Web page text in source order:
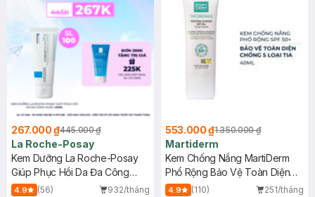
267.000 ₫445.000 ₫
La Roche-Posay
Kem Dưỡng La Roche-Posay
Giúp Phục Hồi Da Đa Công
Dụng 40ml
4.9 (56)
932/tháng
553.000 ₫1.350.000 ₫
Martiderm
Kem Chống Nắng MartiDerm
Phổ Rộng Bảo Vệ Toàn Diện
40ml
4.9 (110)
251/tháng